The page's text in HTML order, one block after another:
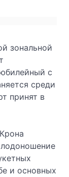
зональной
с
среди
принят в
и основных